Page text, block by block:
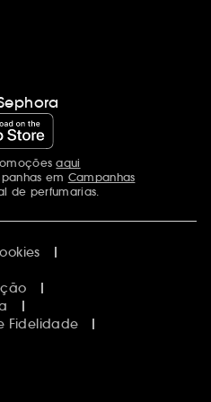
aqui
em Campanhas
de perfumarias.
Fidelidade